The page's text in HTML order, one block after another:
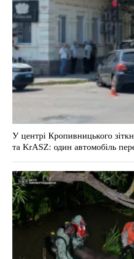
У центрі Кропивницького
та KrASZ: один автомобіль